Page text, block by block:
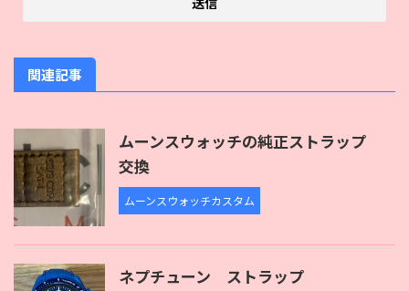
関連記事
ムーンスウォッチの純正ストラップ
交換
ムーンスウォッチカスタム
ネプチューン ストラップ